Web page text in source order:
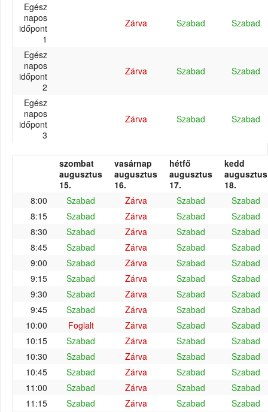
Egész
napos
időpont
1
Zárva Szabad Szabad
Egész
napos
időpont
2
Zárva Szabad Szabad
Egész
napos
időpont
3
Zárva Szabad Szabad
szombat
augusztus
15.
vasárnap
augusztus
16.
hétfő
augusztus
17.
kedd
augusztus
18.
8:00
Szabad Zárva Szabad
Szabad
8:15
Szabad Zárva Szabad
Szabad
8:30
Szabad Zárva Szabad
Szabad
8:45
Szabad Zárva Szabad
Szabad
9:00
Szabad Zárva Szabad
Szabad
9:15
Szabad Zárva Szabad
Szabad
9:30
Szabad Zárva Szabad
Szabad
9:45
Szabad Zárva Szabad
Szabad
10:00
Foglalt Zárva Szabad
Szabad
10:15
Szabad Zárva Szabad
Szabad
10:30
Szabad Zárva Szabad
Szabad
10:45
Szabad Zárva Szabad
Szabad
11:00
Szabad Zárva Szabad
Szabad
11:15
Szabad Zárva Szabad
Szabad